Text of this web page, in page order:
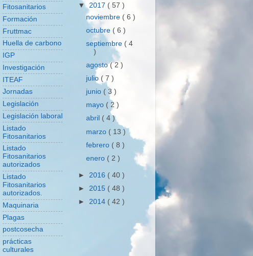
Fitosanitarios
Formación
Fruttmac
Huella de carbono
IGP
Investigación
ITEAF
Jornadas
Legislación
Legislación laboral
Listado
Fitosanitarios
Listado
Fitosanitarios
autorizados
Listado
Fitosanitarios
autorizados.
Maquinaria
Plagas
postcosecha
prácticas
culturales
▼ 2017 ( 57 )
noviembre ( 6 )
octubre ( 6 )
septiembre ( 4
)
agosto( 2 )
julio ( 7 )
junio ( 3 )
mayo ( 2 )
abril ( 4 )
marzo ( 13 )
febrero ( 8 )
enero ( 2 )
► 2016 ( 40 )
► 2015 ( 48 )
► 2014 ( 42 )